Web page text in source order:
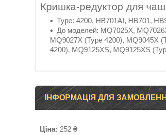
Кришка-редуктор для
Type: 4200, HB701AI, HB701,
До моделей: MQ7025X,
MQ9027X (Type 4200), MQ9045X
4200), MQ9125XS, MQ9125XS
ІНФОРМАЦІЯ ДЛЯ
Ціна: 252 ₴